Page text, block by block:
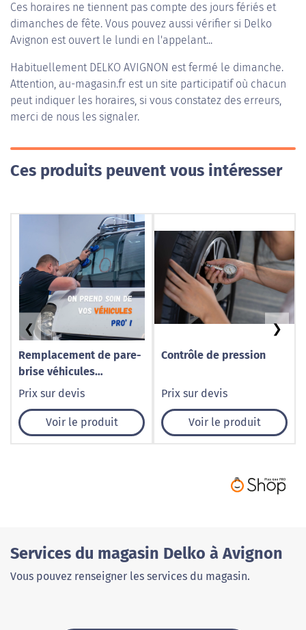
Ces horaires ne tiennent pas compte des jours fériés et
dimanches de fête. Vous pouvez aussi vérifier si Delko
Avignon est ouvert le lundi en l'appelant...
Habituellement DELKO AVIGNON est fermé le dimanche.
Attention, au-magasin.fr est un site participatif où chacun
peut indiquer les horaires, si vous constatez des erreurs,
merci de nous les signaler.
Ces produits peuvent vous intéresser
Remplacement de pare-
brise véhicules
utilitaires à Caudry –
Prix sur devis
Voir le produit
Contrôle de pression
Prix sur devis
Voir le produit
❮ ❯
Services du magasin Delko à Avignon
Vous pouvez renseigner les services du magasin.